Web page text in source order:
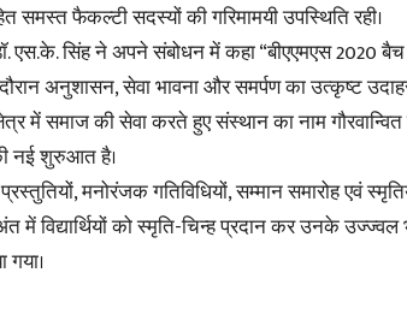
समस्त फैकल्टी सदस्यों की गरिमामयी उपस्थिति रही।
एस.के. सिंह ने अपने संबोधन में कहा “बीएएमएस 2020 बैच
अनुशासन, सेवा भावना और समर्पण का उत्कृष्ट
में समाज की सेवा करते हुए संस्थान का नाम
नई शुरुआत है।
मनोरंजक गतिविधियों, सम्मान समारोह एवं
में विद्यार्थियों को स्मृति-चिन्ह प्रदान कर उनके